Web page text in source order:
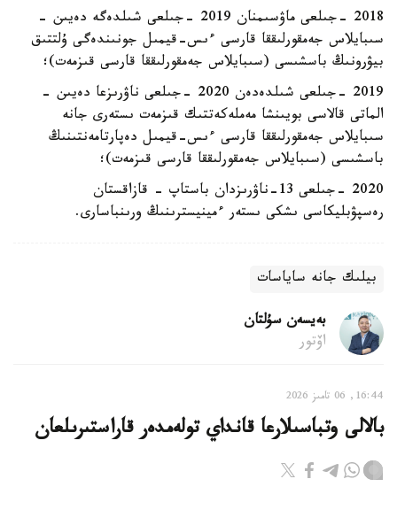
2018 -جىلعى ماۋسىمنان 2019 -جىلعى شىلدەگە دەيىن -
سىبايلاس جەمقورلىققا قارسى ءىس-قيمىل جونىندەگى ۇلتتىق
بيۋرونىڭ باسشىسى (سىبايلاس جەمقورلىققا قارسى قىزمەت)؛
2019 -جىلعى شىلدەدەن 2020 -جىلعى ناۋرىزعا دەيىن -
الماتى قالاسى بويىنشا مەملەكەتتىك قىزمەت ىستەرى جانە
سىبايلاس جەمقورلىققا قارسى ءىس-قيمىل دەپارتامەنتىنىڭ
باسشىسى (سىبايلاس جەمقورلىققا قارسى قىزمەت)؛
2020 -جىلعى 13-ناۋرىزدان باستاپ - قازاقستان
رەسپۋبليكاسى ىشكى ىستەر ءمينيسترىنىڭ ورىنباسارى.
بيلىك جانە ساياسات
بەيسەن سۇلتان
اۆتور
16:44, 06 تامىز 2026
بالالى وتباسىلارعا قانداي تولەمدەر قاراستىرىلعان